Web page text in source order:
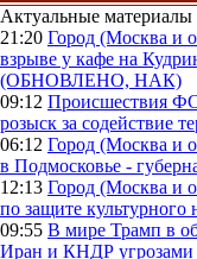
Актуальные материалы
21:20 Город (Москва и
взрыве у кафе на
(ОБНОВЛЕНО, НАК)
09:12 Происшествия
розыск за содействие
06:12 Город (Москва и
в Подмосковье -
12:13 Город (Москва и
по защите культурного
09:55 В мире Трамп в
Иран и КНДР